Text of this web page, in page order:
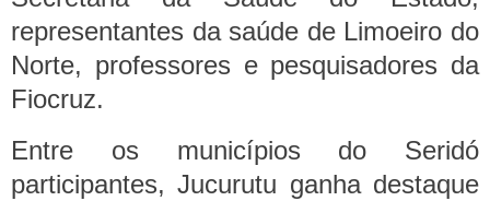
representantes da saúde de Limoeiro do
Norte, professores e pesquisadores da
Fiocruz.
Entre os municípios do Seridó
participantes, Jucurutu ganha destaque